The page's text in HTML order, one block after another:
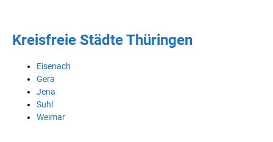
Kreisfreie Städte Thüringen
Eisenach
Gera
Jena
Suhl
Weimar